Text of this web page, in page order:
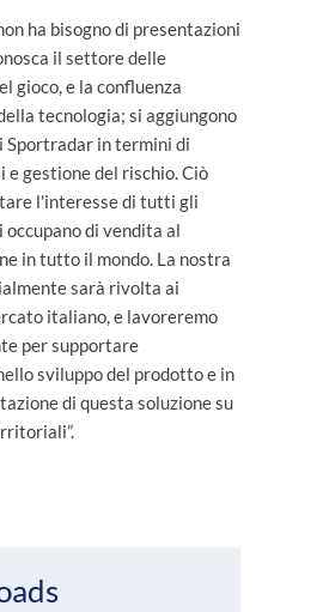
ha bisogno di presentazioni
il settore delle
gioco, e la confluenza
tecnologia; si aggiungono
Sportradar in termini di
gestione del rischio. Ciò
l'interesse di tutti gli
di vendita al
in tutto il mondo. La nostra
sarà rivolta ai
italiano, e lavoreremo
per supportare
sviluppo del prodotto e in
di questa soluzione su